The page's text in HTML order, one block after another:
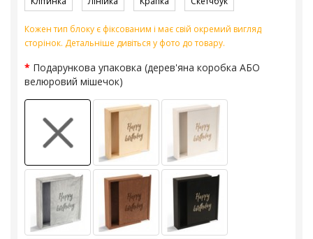
Кожен тип блоку є фіксованим і має свій окремий вигляд
сторінок. Детальніше дивіться у фото до товару.
Подарункова упаковка (дерев'яна коробка АБО
велюровий мішечок)